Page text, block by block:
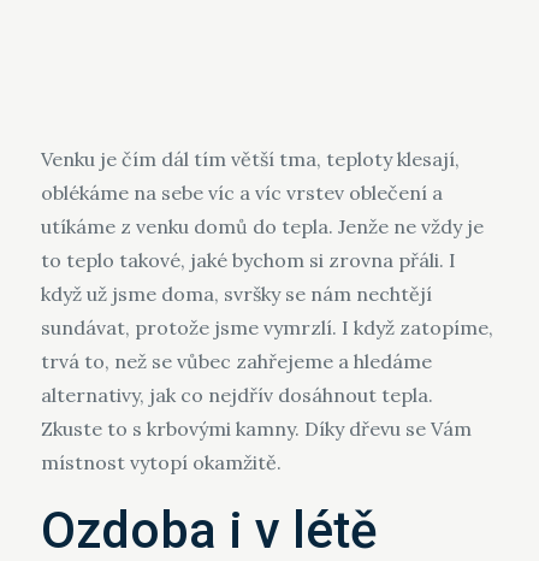
Venku je čím dál tím větší tma, teploty klesají,
oblékáme na sebe víc a víc vrstev oblečení a
utíkáme z venku domů do tepla. Jenže ne vždy je
to teplo takové, jaké bychom si zrovna přáli. I
když už jsme doma, svršky se nám nechtějí
sundávat, protože jsme vymrzlí. I když zatopíme,
trvá to, než se vůbec zahřejeme a hledáme
alternativy, jak co nejdřív dosáhnout tepla.
Zkuste to s krbovými kamny. Díky dřevu se Vám
místnost vytopí okamžitě.
Ozdoba i v létě